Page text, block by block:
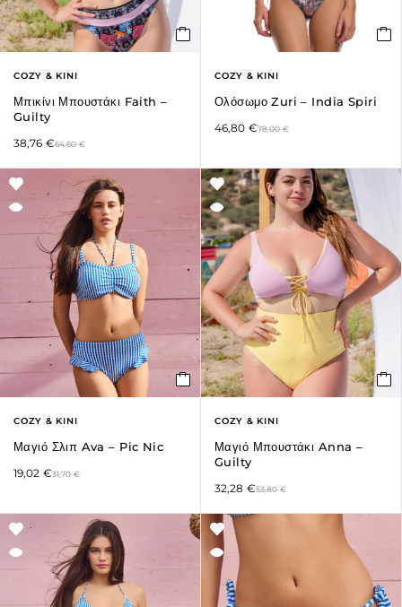
COZY & KINI
Μπικίνι Μπουστάκι Faith –
Guilty
64,60€
38,76 €
COZY & KINI
Ολόσωμο Zuri – India Spiri
78,00€
46,80 €
COZY & KINI
Μαγιό Σλιπ Ava – Pic Nic
31,70€
19,02 €
COZY & KINI
Μαγιό Μπουστάκι Anna –
Guilty
53,80€
32,28 €